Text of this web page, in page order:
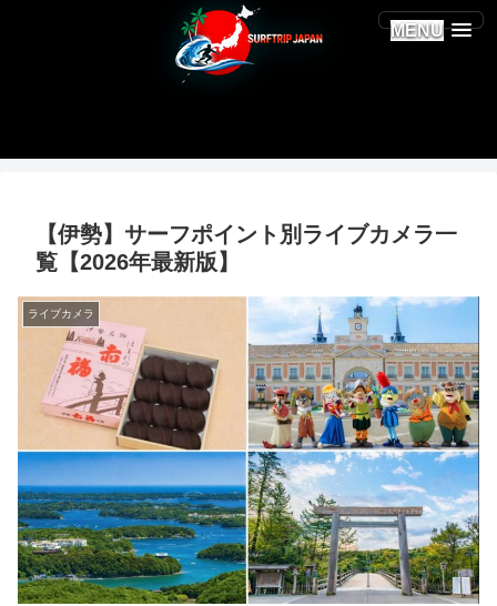
MENU
【伊勢】サーフポイント別ライブカメラ一
覧【2026年最新版】
ライブカメラ